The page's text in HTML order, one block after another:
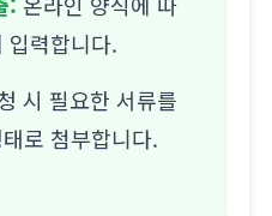
입력합니다.
시 필요한 서류를
로 첨부합니다.